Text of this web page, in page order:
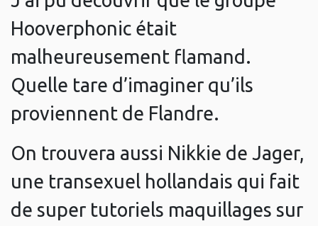
Hooverphonic était
malheureusement flamand.
Quelle tare d’imaginer qu’ils
proviennent de Flandre.
On trouvera aussi Nikkie de Jager,
une transexuel hollandais qui fait
de super tutoriels maquillages sur